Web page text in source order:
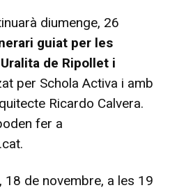
diumenge, 26
guiat per les
de Ripollet i
per Schola Activa i amb
Ricardo Calvera.
fer a
18 de novembre, a les 19